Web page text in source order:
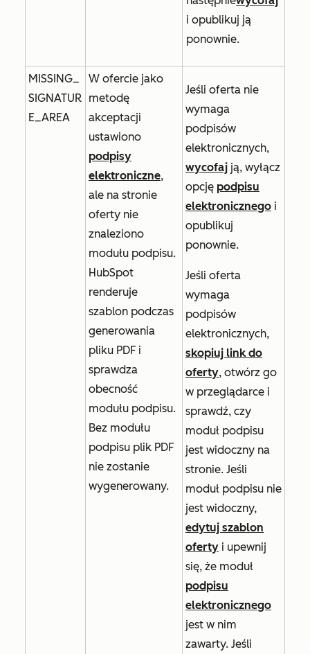
i opublikuj ją
ponownie.
MISSING_
SIGNATUR
E_AREA
W ofercie jako
metodę
akceptacji
ustawiono
podpisy
elektroniczne,
ale na stronie
oferty nie
znaleziono
modułu podpisu.
HubSpot
renderuje
szablon podczas
generowania
pliku PDF i
sprawdza
obecność
modułu podpisu.
Bez modułu
podpisu plik PDF
nie zostanie
wygenerowany.
Jeśli oferta nie
wymaga
podpisów
elektronicznych,
wycofaj ją, wyłącz
opcję podpisu
elektronicznego i
opublikuj
ponownie.
Jeśli oferta
wymaga
podpisów
elektronicznych,
skopiuj link do
oferty, otwórz go
w przeglądarce i
sprawdź, czy
moduł podpisu
jest widoczny na
stronie. Jeśli
moduł podpisu nie
jest widoczny,
edytuj szablon
oferty i upewnij
się, że moduł
podpisu
elektronicznego
jest w nim
zawarty. Jeśli